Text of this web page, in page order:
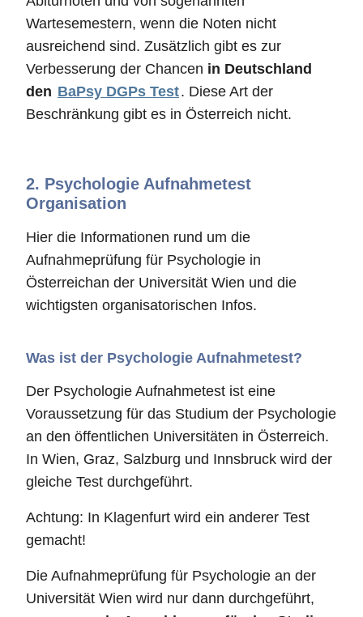
Wartesemestern, wenn die Noten nicht
ausreichend sind. Zusätzlich gibt es zur
Verbesserung der Chancen in Deutschland
den BaPsy DGPs Test. Diese Art der
Beschränkung gibt es in Österreich nicht.
2. Psychologie Aufnahmetest
Organisation
Hier die Informationen rund um die
Aufnahmeprüfung für Psychologie in
Österreichan der Universität Wien und die
wichtigsten organisatorischen Infos.
Was ist der Psychologie Aufnahmetest?
Der Psychologie Aufnahmetest ist eine
Voraussetzung für das Studium der Psychologie
an den öffentlichen Universitäten in Österreich.
In Wien, Graz, Salzburg und Innsbruck wird der
gleiche Test durchgeführt.
Achtung: In Klagenfurt wird ein anderer Test
gemacht!
Die Aufnahmeprüfung für Psychologie an der
Universität Wien wird nur dann durchgeführt,